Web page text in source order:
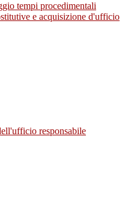
tempi procedimentali
e acquisizione d'ufficio
responsabile